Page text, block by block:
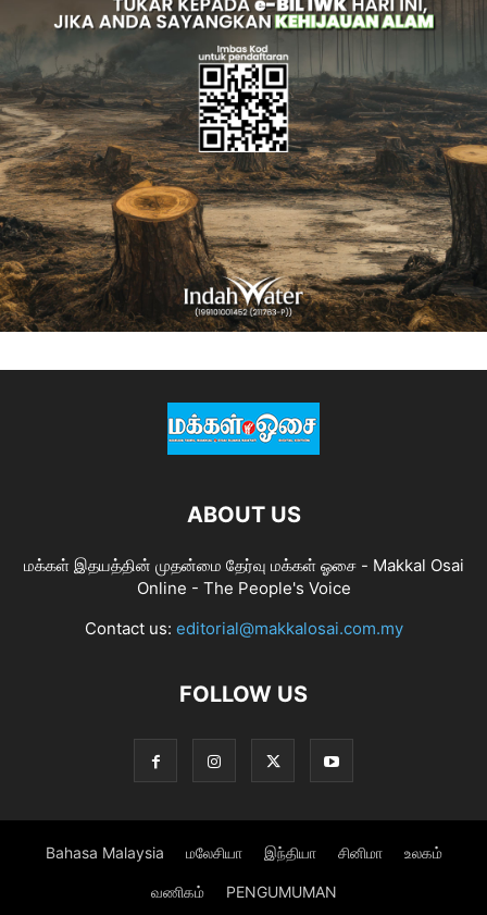
ABOUT US
மக்கள் இதயத்தின் முதன்மை தேர்வு மக்கள் ஓசை - Makkal Osai
Online - The People's Voice
Contact us: editorial@makkalosai.com.my
FOLLOW US
Bahasa Malaysia மலேசியா இந்தியா சினிமா உலகம்
வணிகம் PENGUMUMAN